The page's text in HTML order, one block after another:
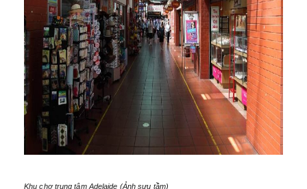
Khu chợ trung tâm Adelaide (Ảnh sưu tầm)